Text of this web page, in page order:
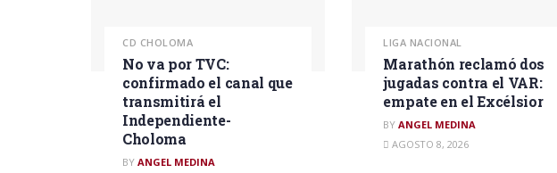
CD CHOLOMA
No va por TVC:
confirmado el canal que
transmitirá el
Independiente-
Choloma
BY ANGEL MEDINA
LIGA NACIONAL
Marathón reclamó dos
jugadas contra el VAR:
empate en el Excélsior
BY ANGEL MEDINA
AGOSTO 8, 2026